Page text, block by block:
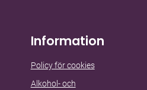
Information
Policy för cookies
Alkohol- och